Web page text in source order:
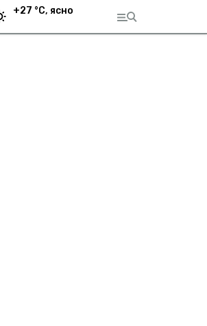
+27 °С, ясно